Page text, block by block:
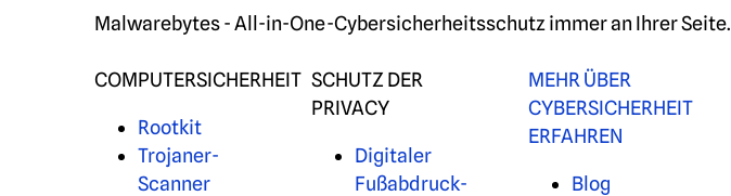
Malwarebytes - All-in-One-Cybersicherheitsschutz immer an Ihrer Seite.
COMPUTERSICHERHEIT
Rootkit
Trojaner-
Scanner
SCHUTZ DER
PRIVACY
Digitaler
Fußabdruck-
MEHR ÜBER
CYBERSICHERHEIT
ERFAHREN
Blog